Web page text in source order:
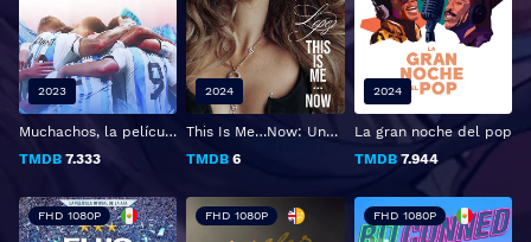
Muchachos, la película de la gente
TMDB 7.333
2023
This Is Me…Now: Una historia de amor
TMDB 6
2024
La gran noche del pop
TMDB7.944
2024
FHD 1080P FHD 1080P FHD 1080P